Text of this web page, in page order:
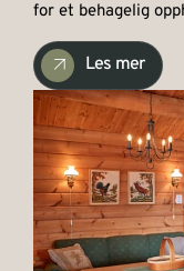
for et behagelig
Les mer